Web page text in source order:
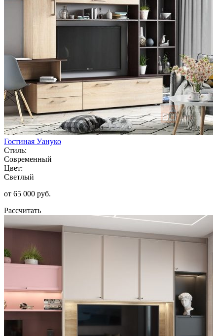
Гостиная Уануко
Стиль:
Современный
Цвет:
Светлый
от 65 000 руб.
Рассчитать